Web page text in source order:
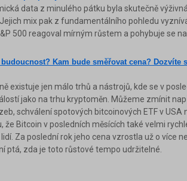
data z minulého pátku byla skutečně
mix pak z fundamentálního pohledu
500 reagoval mírným růstem a pohybuje se
budoucnost? Kam bude směřovat cena? Dozvíte
existuje jen málo trhů a nástrojů, kde se v
jako na trhu kryptoměn. Můžeme zmínit
schválení spotových bitcoinových ETF v USA
že Bitcoin v posledních měsících také velmi
Za poslední rok jeho cena vzrostla už o více
ptá, zda je toto růstové tempo udržitelné.